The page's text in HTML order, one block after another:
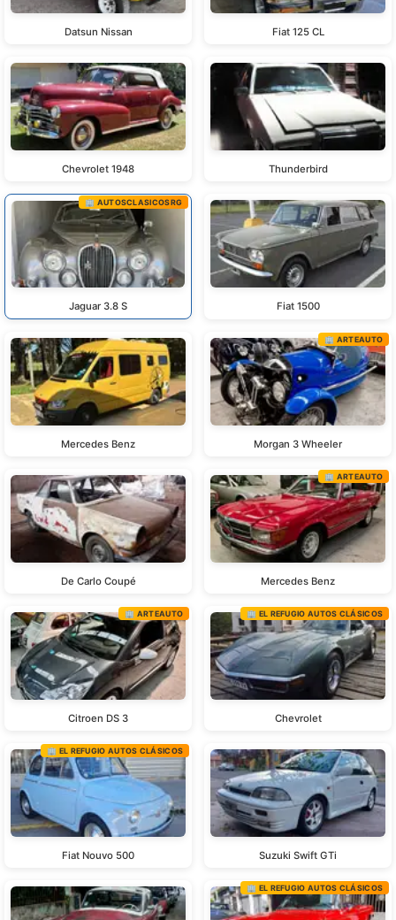
Datsun Nissan Fiat 125 CL
Chevrolet 1948 Thunderbird
🏢 AUTOSCLASICOSRG
Jaguar 3.8 S Fiat 1500
Mercedes Benz
🏢 ARTEAUTO
Morgan 3 Wheeler
De Carlo Coupé
🏢 ARTEAUTO
Mercedes Benz
🏢 ARTEAUTO
Citroen DS 3
🏢 EL REFUGIO AUTOS CLÁSICOS
Chevrolet
🏢 EL REFUGIO AUTOS CLÁSICOS
Fiat Nouvo 500 Suzuki Swift GTi
🏢 EL REFUGIO AUTOS CLÁSICOS